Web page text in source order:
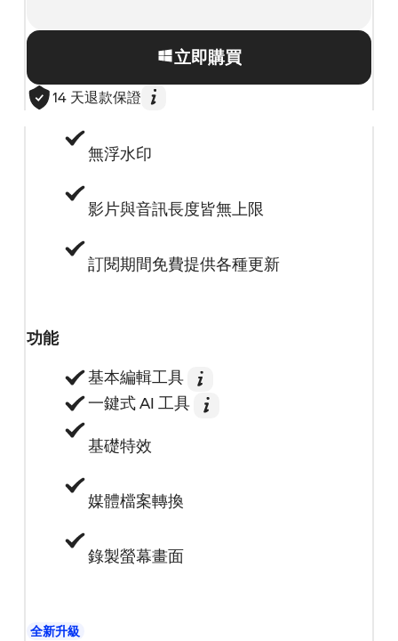
立即購買
14 天退款保證
無浮水印
影片與音訊長度皆無上限
訂閱期間免費提供各種更新
功能
基本編輯工具
一鍵式 AI 工具
基礎特效
媒體檔案轉換
錄製螢幕畫面
全新升級